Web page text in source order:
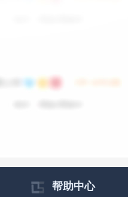
帮助中心